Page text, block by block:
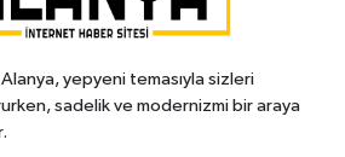
yepyeni temasıyla sizleri
sadelik ve modernizmi bir araya